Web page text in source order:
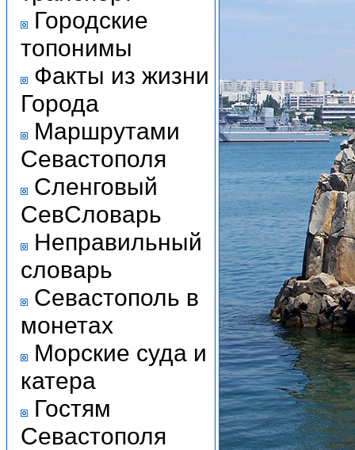
Городские
топонимы
Факты из жизни
Города
Маршрутами
Севастополя
Сленговый
СевСловарь
Неправильный
словарь
Севастополь в
монетах
Морские суда и
катера
Гостям
Севастополя